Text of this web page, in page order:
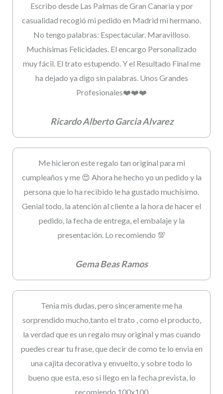
Escribo desde Las Palmas de Gran Canaria y por
casualidad recogió mi pedido en Madrid mi hermano.
No tengo palabras: Espectacular. Maravilloso.
Muchísimas Felicidades. El encargo Personalizado
muy fácil. El trato estupendo. Y el Resultado Final me
ha dejado ya digo sin palabras. Unos Grandes
Profesionales❤️❤️❤️
Ricardo Alberto Garcia Alvarez
Me hicieron este regalo tan original para mi
cumpleaños y me 😍 Ahora he hecho yo un pedido y la
persona que lo ha recibido le ha gustado muchísimo.
Genial todo, la atención al cliente a la hora de hacer el
pedido, la fecha de entrega, el embalaje y la
presentación. Lo recomiendo 💯
Gema Beas Ramos
Tenia mis dudas, pero sinceramente me ha
sorprendido mucho,tanto el trato , como el producto,
la verdad que es un regalo muy original y mas cuando
puedes crear tu frase, que decir de como te lo envia en
una cajita decorativa y envuelto, y sobre todo lo
bueno que esta, eso si llego en la fecha prevista, lo
recomiendo 100x100